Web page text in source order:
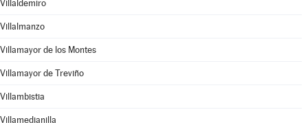
Villaldemiro
Villalmanzo
Villamayor de los Montes
Villamayor de Treviño
Villambistia
Villamedianilla